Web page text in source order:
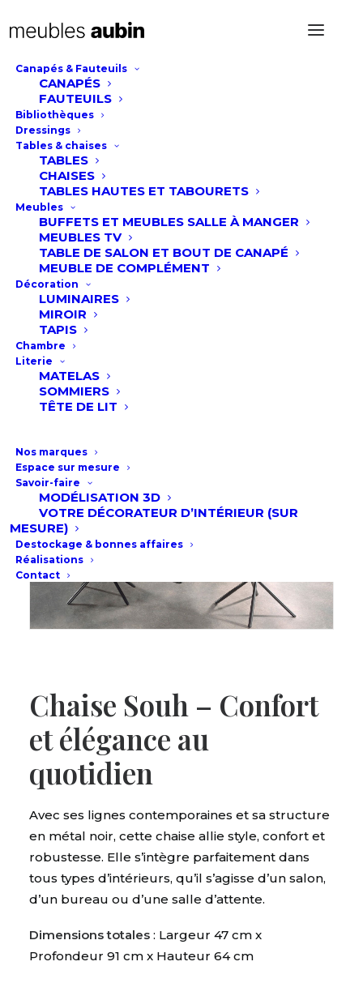
Canapés & Fauteuils
CANAPÉS
FAUTEUILS
Bibliothèques
Dressings
Tables & chaises
TABLES
CHAISES
TABLES HAUTES ET TABOURETS
Meubles
BUFFETS ET MEUBLES SALLE À MANGER
MEUBLES TV
TABLE DE SALON ET BOUT DE CANAPÉ
MEUBLE DE COMPLÉMENT
Décoration
LUMINAIRES
MIROIR
TAPIS
Chambre
Literie
MATELAS
SOMMIERS
TÊTE DE LIT
Nos marques
Espace sur mesure
Savoir-faire
MODÉLISATION 3D
VOTRE DÉCORATEUR D’INTÉRIEUR (SUR
MESURE)
Destockage & bonnes affaires
Réalisations
Contact
Chaise Souh
Chaise Souh – Confort
et élégance au
quotidien
Avec ses lignes contemporaines et sa structure
en métal noir, cette chaise allie style, confort et
robustesse. Elle s’intègre parfaitement dans
tous types d’intérieurs, qu’il s’agisse d’un salon,
d’un bureau ou d’une salle d’attente.
Dimensions totales : Largeur 47 cm x
Profondeur 91 cm x Hauteur 64 cm